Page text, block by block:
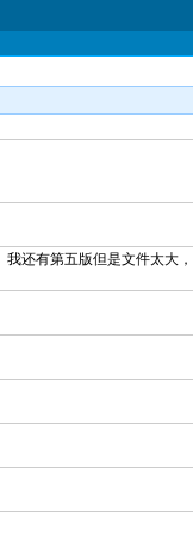
还有第五版但是文件太大，